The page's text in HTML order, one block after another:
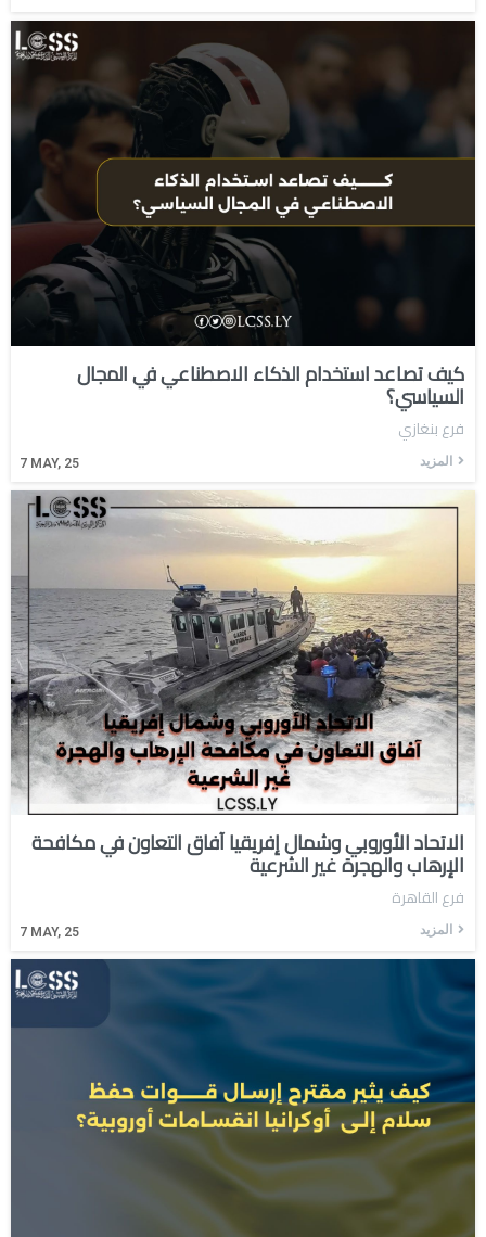
كيف تصاعد استخدام الذكاء الاصطناعي في المجال
السياسي؟
7 MAY, 25
فرع بنغازي
المزيد
الاتحاد الأوروبي وشمال إفريقيا آفاق التعاون في مكافحة
الإرهاب والهجرة غير الشرعية
7 MAY, 25
فرع القاهرة
المزيد